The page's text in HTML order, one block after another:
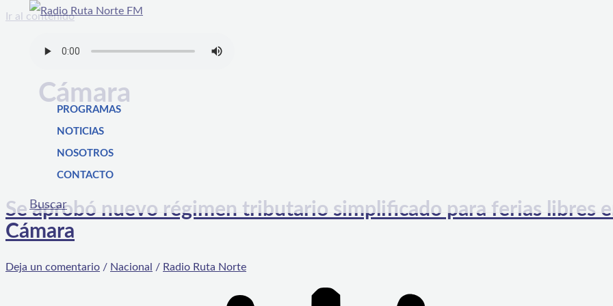
Ir al contenido
PROGRAMAS
NOTICIAS
NOSOTROS
CONTACTO
Buscar
Cámara
Se aprobó nuevo régimen tributario simplificado para ferias libres
Cámara
Deja un comentario / Nacional / Radio Ruta Norte